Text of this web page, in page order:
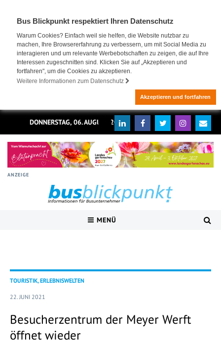
Bus Blickpunkt respektiert Ihren Datenschutz
Warum Cookies? Einfach weil sie helfen, die Website nutzbar zu
machen, Ihre Browsererfahrung zu verbessern, um mit Social Media zu
interagieren und um relevante Werbebotschaften zu zeigen, die auf Ihre
Interessen zugeschnitten sind. Klicken Sie auf „Akzeptieren und
fortfahren", um die Cookies zu akzeptieren.
Weitere Informationen zum Datenschutz
Akzeptieren und fortfahren
DONNERSTAG, 06. AUGUST 2026
ANZEIGE
MENÜ
TOURISTIK, ERLEBNISWELTEN
22. JUNI 2021
Besucherzentrum der Meyer Werft
öffnet wieder